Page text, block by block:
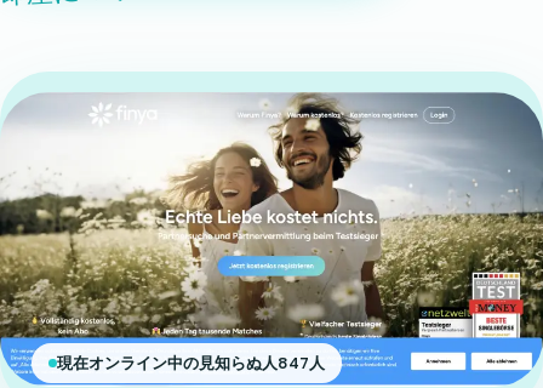
現在オンライン中の見知らぬ人847人